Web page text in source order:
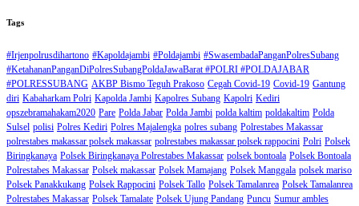
Tags
#Irjenpolrusdihartono #Kapoldajambi #Poldajambi #SwasembadaPanganPolresSubang
#KetahananPanganDiPolresSubangPoldaJawaBarat #POLRI #POLDAJABAR
#POLRESSUBANG AKBP Bismo Teguh Prakoso Cegah Covid-19 Covid-19 Gantung
diri Kabaharkam Polri Kapolda Jambi Kapolres Subang Kapolri Kediri
opszebramahakam2020 Pare Polda Jabar Polda Jambi polda kaltim poldakaltim Polda
Sulsel polisi Polres Kediri Polres Majalengka polres subang Polrestabes Makassar
polrestabes makassar polsek makassar polrestabes makassar polsek rappocini Polri Polsek
Biringkanaya Polsek Biringkanaya Polrestabes Makassar polsek bontoala Polsek Bontoala
Polrestabes Makassar Polsek makassar Polsek Mamajang Polsek Manggala polsek mariso
Polsek Panakkukang Polsek Rappocini Polsek Tallo Polsek Tamalanrea Polsek Tamalanrea
Polrestabes Makassar Polsek Tamalate Polsek Ujung Pandang Puncu Sumur ambles